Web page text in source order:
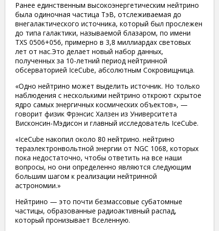
Ранее единственным высокоэнергетическим нейтрино
была одиночная частица ТэВ, отслеживаемая до
внегалактического источника, который был прослежен
до типа галактики, называемой блазаром, по имени
TXS 0506+056, примерно в 3,8 миллиардах световых
лет от нас.Это делает новый набор данных,
полученных за 10-летний период нейтринной
обсерваторией IceCube, абсолютным Сокровищница.
«Одно нейтрино может выделить источник. Но только
наблюдения с несколькими нейтрино откроют скрытое
ядро ​​самых энергичных космических объектов», —
говорит физик Фрэнсис Халзен из Университета
Висконсин-Мэдисон и главный исследователь IceCube.
«IceCube накопил около 80 нейтрино. нейтрино
тераэлектронвольтной энергии от NGC 1068, которых
пока недостаточно, чтобы ответить на все наши
вопросы, но они определенно являются следующим
большим шагом к реализации нейтринной
астрономии.»
Нейтрино — это почти безмассовые субатомные
частицы, образованные радиоактивный распад,
который пронизывает Вселенную.